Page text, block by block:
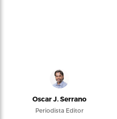
Oscar J. Serrano
Periodista Editor